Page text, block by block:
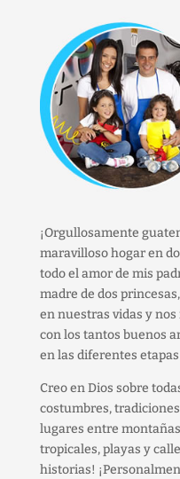
¡Orgullosamente
maravilloso hogar en
todo el amor de mis
madre de dos
en nuestras vidas y
con los tantos buenos
en las diferentes
Creo en Dios sobre
costumbres,
lugares entre
tropicales, playas y
historias!